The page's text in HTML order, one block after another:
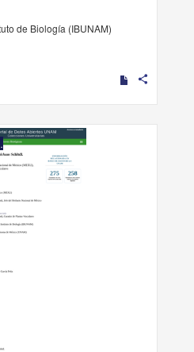
de Biología (IBUNAM)
share